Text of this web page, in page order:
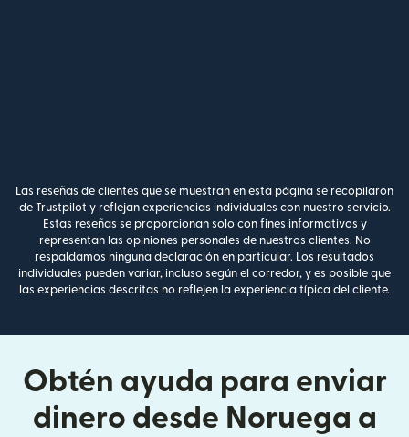
Las reseñas de clientes que se muestran en esta página se recopilaron
de Trustpilot y reflejan experiencias individuales con nuestro servicio.
Estas reseñas se proporcionan solo con fines informativos y
representan las opiniones personales de nuestros clientes. No
respaldamos ninguna declaración en particular. Los resultados
individuales pueden variar, incluso según el corredor, y es posible que
las experiencias descritas no reflejen la experiencia típica del cliente.
Obtén ayuda para enviar
dinero desde Noruega a